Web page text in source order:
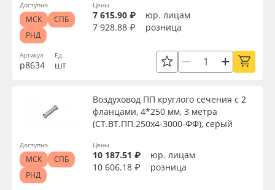
Артикул
р8634
Ед.
шт
Цены
7 615.90 ₽
юр. лицам
7 928.88 ₽
розница
Доступно
МСК
СПБ
РНД
Воздуховод ПП круглого сечения с 2
фланцами, 4*250 мм, 3 метра
(СТ.ВТ.ПП.250х4-3000-ФФ), серый
Цены
10 187.51 ₽
юр. лицам
10 606.18 ₽
розница
Доступно
МСК
СПБ
РНД